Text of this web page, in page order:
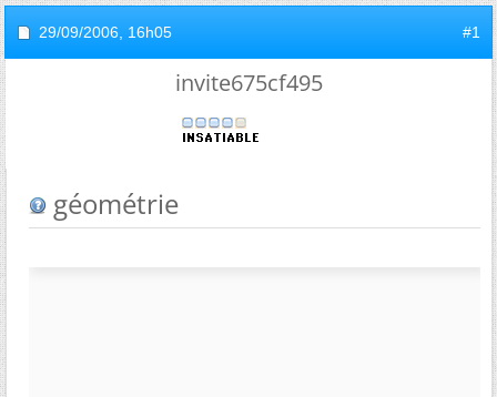
29/09/2006, 16h05 #1
invite675cf495
géométrie